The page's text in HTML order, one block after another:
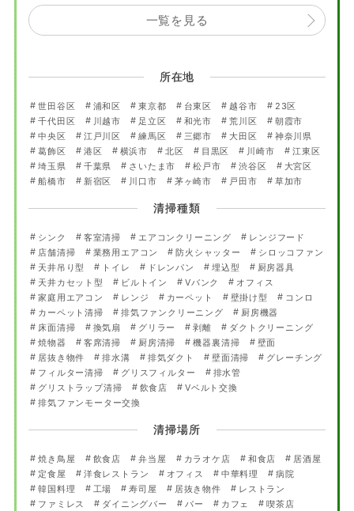
一覧を見る
所在地
世田谷区 浦和区 東京都 台東区 越谷市
23区
千代田区
川越市 足立区 和光市 荒川区
朝霞市
中央区
江戸川区 練馬区 三郷市 大田区
神奈川県
葛飾区
港区 横浜市 北区 目黒区 川崎市
江東区
埼玉県
千葉県 さいたま市 松戸市 渋谷区
大宮区
船橋市
新宿区 川口市 茅ヶ崎市 戸田市 草加市
清掃種類
シンク 客室清掃 エアコンクリーニング
レンジフード
店舗清掃
業務用エアコン 防火シャッター
シロッコファン
天井吊り型
トイレ ドレンパン 埋込型
厨房器具
天井カセット型
ビルトイン Vバンク
オフィス
家庭用エアコン
レンジ カーペット 壁掛け型
コンロ
カーペット清掃
排気ファンクリーニング
厨房機器
床面清掃
換気扇 グリラー 剥離
ダクトクリーニング
焼物器
客席清掃 厨房清掃 機器裏清掃
壁面
居抜き物件
排水溝 排気ダクト 壁面清掃
グレーチング
フィルター清掃
グリスフィルター
排水管
グリストラップ清掃
飲食店
Vベルト交換
排気ファンモーター交換
清掃場所
焼き鳥屋 飲食店 弁当屋 カラオケ店 和食店
居酒屋
定食屋
洋食レストラン オフィス 中華料理
病院
韓国料理
工場 寿司屋 居抜き物件
レストラン
ファミレス
ダイニングバー バー カフェ
喫茶店